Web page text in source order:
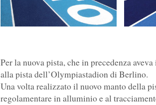
Per la nuova pista, che in precedenza
alla pista dell’Olympiastadion di Berlino.
Una volta realizzato il nuovo manto della
regolamentare in alluminio e al